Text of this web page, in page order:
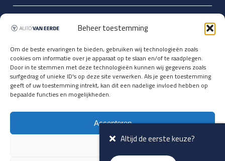
Beheer toestemming
Om de beste ervaringen te bieden, gebruiken wij technologieën zoals
cookies om informatie over je apparaat op te slaan en/of te raadplegen.
Door in te stemmen met deze technologieën kunnen wij gegevens zoals
surfgedrag of unieke ID's op deze site verwerken. Als je geen toestemming
geeft of uw toestemming intrekt, kan dit een nadelige invloed hebben op
bepaalde functies en mogelijkheden.
Accepteren
Updates over nieuwbinnen-komers
vóórdat ze op de portals staan?
Registreer je hier.
E-mailadres *
Altijd de eerste keuze?